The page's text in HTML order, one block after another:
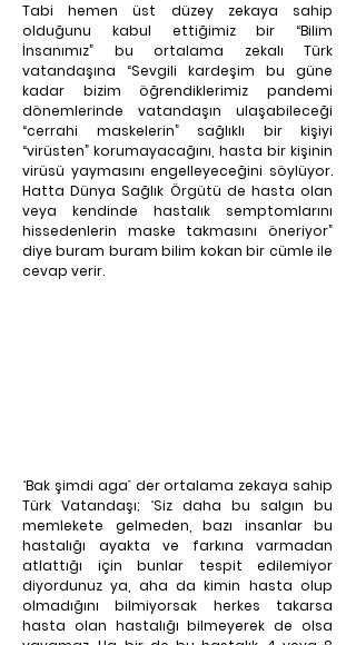
Tabi hemen üst düzey zekaya sahip
olduğunu kabul ettiğimiz bir “Bilim
İnsanımız” bu ortalama zekalı Türk
vatandaşına “Sevgili kardeşim bu güne
kadar bizim öğrendiklerimiz pandemi
dönemlerinde vatandaşın ulaşabileceği
“cerrahi maskelerin” sağlıklı bir kişiyi
“virüsten” korumayacağını, hasta bir kişinin
virüsü yaymasını engelleyeceğini söylüyor.
Hatta Dünya Sağlık Örgütü de hasta olan
veya kendinde hastalık semptomlarını
hissedenlerin maske takmasını öneriyor”
diye buram buram bilim kokan bir cümle ile
cevap verir.
“Bak şimdi aga” der ortalama zekaya sahip
Türk Vatandaşı; “Siz daha bu salgın bu
memlekete gelmeden, bazı insanlar bu
hastalığı ayakta ve farkına varmadan
atlattığı için bunlar tespit edilemiyor
diyordunuz ya, aha da kimin hasta olup
olmadığını bilmiyorsak herkes takarsa
hasta olan hastalığı bilmeyerek de olsa